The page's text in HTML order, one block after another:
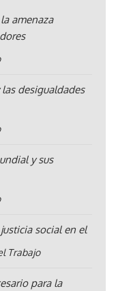
amenaza
desigualdades
y sus
social en el
Trabajo
para la